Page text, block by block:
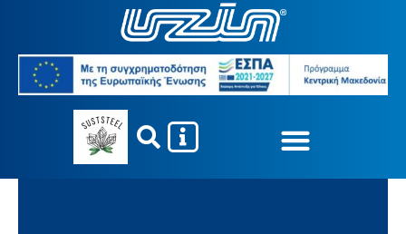
Καθαρισμός/Συντήρηση